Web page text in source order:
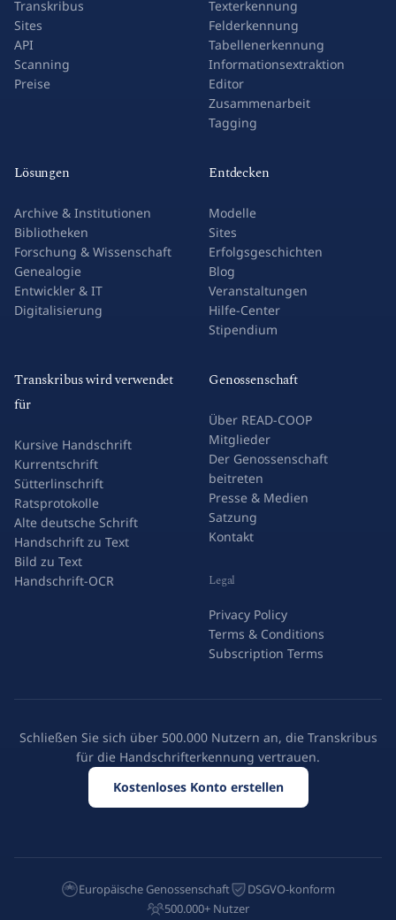
Transkribus
Sites
API
Scanning
Preise
Texterkennung
Felderkennung
Tabellenerkennung
Informationsextraktion
Editor
Zusammenarbeit
Tagging
Lösungen
Archive & Institutionen
Bibliotheken
Forschung & Wissenschaft
Genealogie
Entwickler & IT
Digitalisierung
Entdecken
Modelle
Sites
Erfolgsgeschichten
Blog
Veranstaltungen
Hilfe-Center
Stipendium
Transkribus wird verwendet
für
Kursive Handschrift
Kurrentschrift
Sütterlinschrift
Ratsprotokolle
Alte deutsche Schrift
Handschrift zu Text
Bild zu Text
Handschrift-OCR
Genossenschaft
Über READ-COOP
Mitglieder
Der Genossenschaft
beitreten
Presse & Medien
Satzung
Kontakt
Legal
Privacy Policy
Terms & Conditions
Subscription Terms
Schließen Sie sich über 500.000 Nutzern an, die Transkribus
für die Handschrifterkennung vertrauen.
Kostenloses Konto erstellen
Europäische Genossenschaft
DSGVO-konform
500.000+ Nutzer